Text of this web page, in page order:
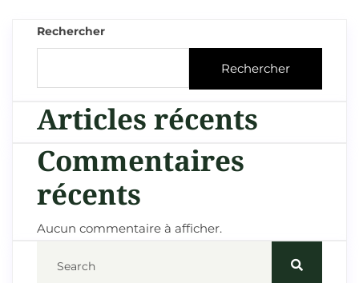
Rechercher
Rechercher
Articles récents
Commentaires
récents
Aucun commentaire à afficher.